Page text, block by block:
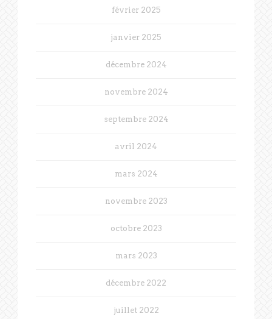
février 2025
janvier 2025
décembre 2024
novembre 2024
septembre 2024
avril 2024
mars 2024
novembre 2023
octobre 2023
mars 2023
décembre 2022
juillet 2022